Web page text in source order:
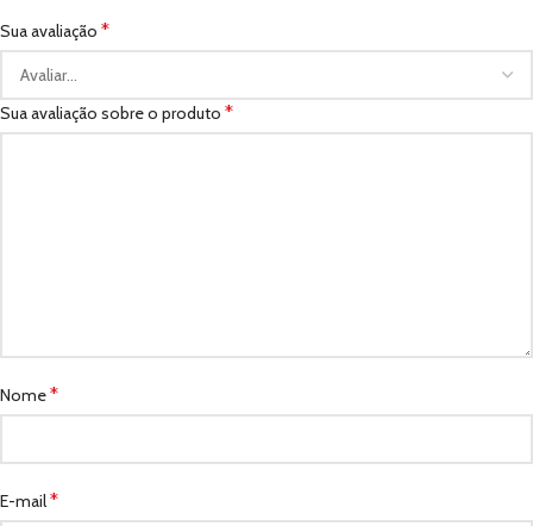
Sua avaliação *
Sua avaliação sobre o produto *
Nome*
E-mail*